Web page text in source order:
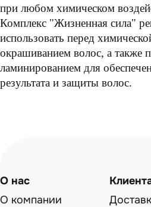
при любом химическом
Комплекс "Жизненная сила"
использовать перед
окрашиванием волос, а также п
ламинированием для
результата и защиты волос.
О нас
О компании